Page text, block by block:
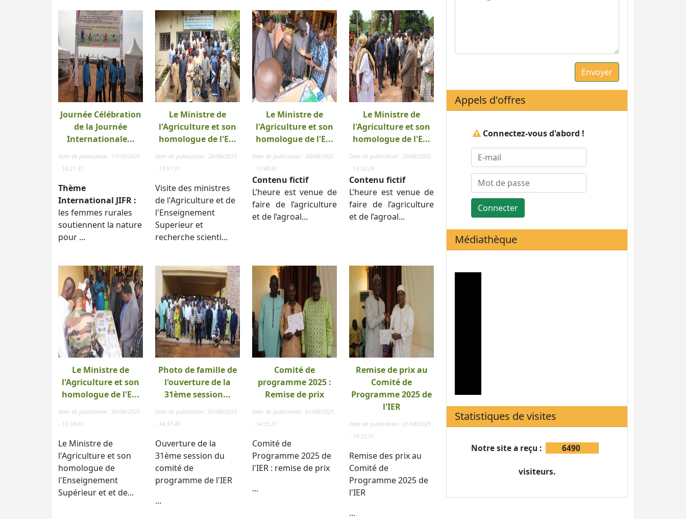
Journée Célébration
de la Journée
Internationale...
Date de publication : 17/10/2025
- 16:21:31
Thème
International JIFR :
les femmes rurales
soutiennent la nature
pour ...
Le Ministre de
l'Agriculture et son
homologue de l'E...
Date de publication : 20/08/2025
- 13:51:31
Visite des ministres
de l'Agriculture et de
l'Enseignement
Superieur et
recherche scienti...
Le Ministre de
l'Agriculture et son
homologue de l'E...
Date de publication : 20/08/2025
- 13:48:41
Contenu fictif
L’heure est venue de
faire de l’agriculture
et de l’agroal...
Le Ministre de
l'Agriculture et son
homologue de l'E...
Date de publication : 20/08/2025
- 13:22:29
Contenu fictif
L’heure est venue de
faire de l’agriculture
et de l’agroal...
Le Ministre de
l'Agriculture et son
homologue de l'E...
Date de publication : 20/08/2025
- 13:10:05
Le Ministre de
l'Agriculture et son
homologue de
l'Enseignement
Supérieur et et de...
Photo de famille de
l'ouverture de la
31ème session...
Date de publication : 01/08/2025
- 14:37:49
Ouverture de la
31ème session du
comité de
programme de l'IER
...
Comité de
programme 2025 :
Remise de prix
Date de publication : 01/08/2025
- 14:35:31
Comité de
Programme 2025 de
l'IER : remise de prix
...
Remise de prix au
Comité de
Programme 2025 de
l'IER
Date de publication : 01/08/2025
- 14:33:31
Remise des prix au
Comité de
Programme 2025 de
l'IER
...
Appels d'offres
Connectez-vous d'abord !
Connecter
Médiathèque